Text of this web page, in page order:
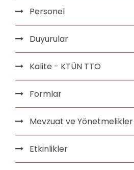
Personel
Duyurular
Kalite - KTÜN TTO
Formlar
Mevzuat ve Yönetmelikler
Etkinlikler